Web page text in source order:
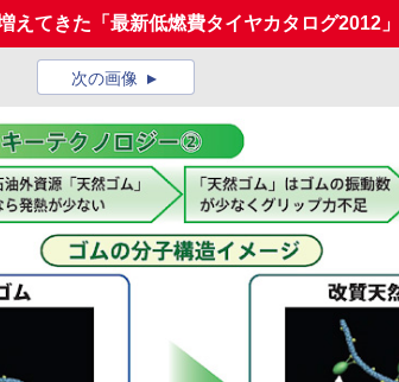
えてきた「最新低燃費タイヤカタログ2012」
次の画像